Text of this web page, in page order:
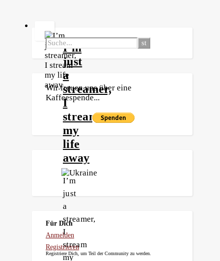
I’m
just
a
streamer,
I
stream
my
life
away
I’m
just
a
streamer,
I
stream
my
Wir freuen uns über eine
Kaffeespende...
Für Dich
Anmelden
Registrieren
Registriere Dich, um Teil der Community zu werden.